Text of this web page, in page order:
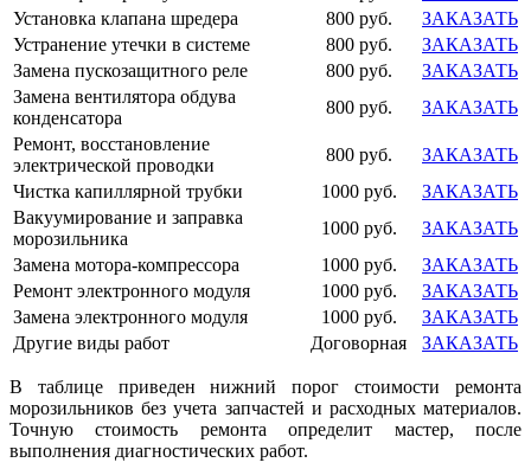
Установка клапана шредера
800 руб.
ЗАКАЗАТЬ
Устранение утечки в системе
800 руб.
ЗАКАЗАТЬ
Замена пускозащитного реле
800 руб.
ЗАКАЗАТЬ
Замена вентилятора обдува
конденсатора
800 руб.
ЗАКАЗАТЬ
Ремонт, восстановление
электрической проводки
800 руб.
ЗАКАЗАТЬ
Чистка капиллярной трубки
1000 руб.
ЗАКАЗАТЬ
Вакуумирование и заправка
морозильника
1000 руб.
ЗАКАЗАТЬ
Замена мотора-компрессора
1000 руб.
ЗАКАЗАТЬ
Ремонт электронного модуля
1000 руб.
ЗАКАЗАТЬ
Замена электронного модуля
1000 руб.
ЗАКАЗАТЬ
Другие виды работ
Договорная ЗАКАЗАТЬ
В таблице приведен нижний порог стоимости ремонта
морозильников без учета запчастей и расходных материалов.
Точную стоимость ремонта определит мастер, после
выполнения диагностических работ.